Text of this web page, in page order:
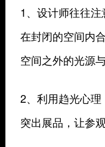
1、设计师往往注
在封闭的空间内
空间之外的光源
2、利用趋光心
突出展品，让参